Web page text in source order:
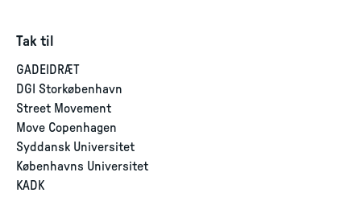
Tak til
GADEIDRÆT
DGI Storkøbenhavn
Street Movement
Move Copenhagen
Syddansk Universitet
Københavns Universitet
KADK